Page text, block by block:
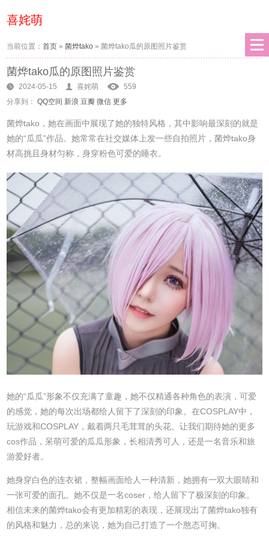
喜姹萌
当前位置：首页 »菌烨tako »菌烨tako瓜的原图照片鉴赏
菌烨tako瓜的原图照片鉴赏
2024-05-15 喜姹萌
559
分享到： QQ空间 新浪 豆瓣 微信 更多
菌烨tako，她在画面中展现了她的独特风格，其中影响最深刻的就是
她的“瓜瓜”作品。她常常在社交媒体上发一些自拍照片，菌烨tako身
材高挑且身材匀称，身穿粉色可爱的睡衣。
她的“瓜瓜”形象不仅充满了童趣，她不仅精通各种角色的表演，可爱
的感觉，她的每次出场都给人留下了深刻的印象。在COSPLAY中，
玩游戏和COSPLAY，戴着两只毛茸茸的头花。让我们期待她的更多
cos作品，呆萌可爱的瓜瓜形象，长相清秀可人，还是一名音乐和旅
游爱好者。
她身穿白色的连衣裙，整幅画面给人一种清新，她拥有一双大眼睛和
一张可爱的面孔。她不仅是一名coser，给人留下了极深刻的印象。
相信未来的菌烨tako会有更加精彩的表现，还展现出了菌烨tako独有
的风格和魅力，总的来说，她为自己打造了一个憨态可掬。